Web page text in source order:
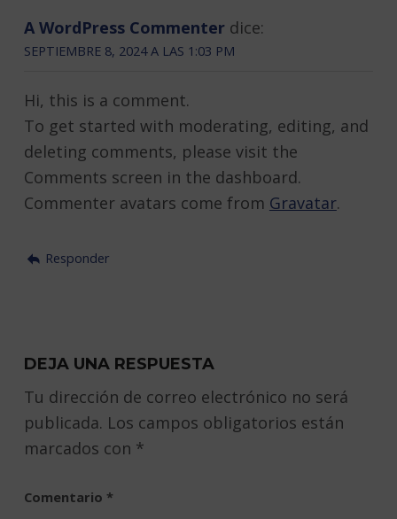
A WordPress Commenter dice:
SEPTIEMBRE 8, 2024 A LAS 1:03 PM
Hi, this is a comment.
To get started with moderating, editing, and
deleting comments, please visit the
Comments screen in the dashboard.
Commenter avatars come from Gravatar.
Responder
DEJA UNA RESPUESTA
Tu dirección de correo electrónico no será
publicada. Los campos obligatorios están
marcados con *
Comentario *